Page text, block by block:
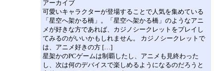
アーカイブ
可愛いキャラクターが登場することで人気を集めている
「星空へ架かる橋」。「星空へ架かる橋」のようなアニ
メが好きな方であれば、カジノシークレットをプレイし
てみるのがいいかもしれません。 カジノシークレットで
は、アニメ好きの方 […]
星架かのPCゲームは制覇したし、アニメも見終わった
し、次は何のデバイスで楽しめるようになるのだろうと